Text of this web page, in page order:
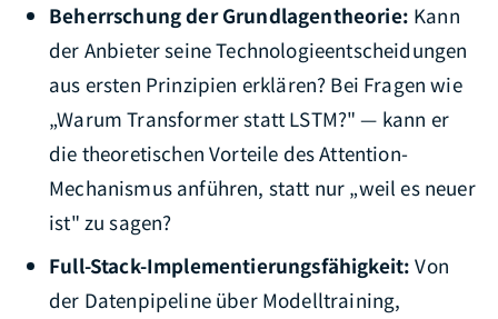
Beherrschung der Grundlagentheorie: Kann
der Anbieter seine Technologieentscheidungen
aus ersten Prinzipien erklären? Bei Fragen wie
„Warum Transformer statt LSTM?" — kann er
die theoretischen Vorteile des Attention-
Mechanismus anführen, statt nur „weil es neuer
ist" zu sagen?
Full-Stack-Implementierungsfähigkeit: Von
der Datenpipeline über Modelltraining,